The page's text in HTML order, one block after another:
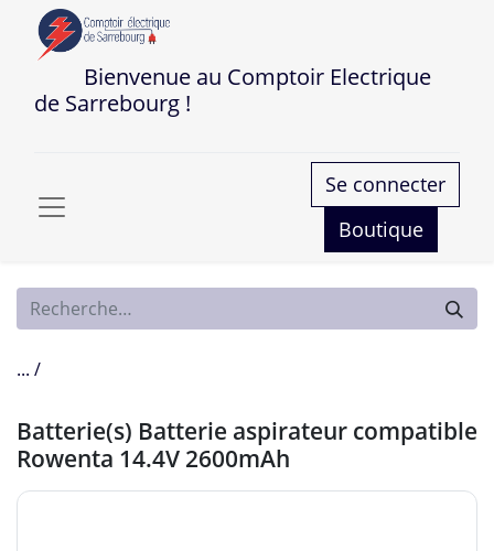
Bienvenue au Comptoir Electrique
de Sarrebourg !
Se connecter
Boutique
... /
Batterie(s) Batterie aspirateur compatible
Rowenta 14.4V 2600mAh